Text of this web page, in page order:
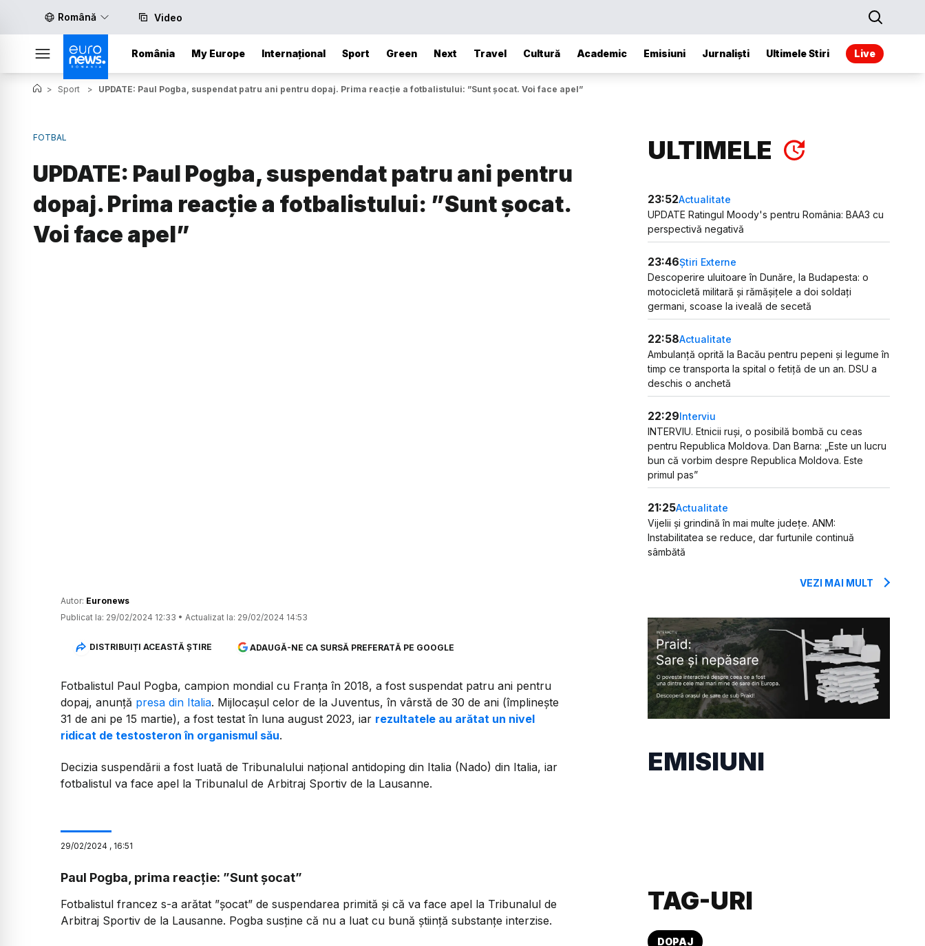
Română Video
România My Europe Internațional Sport Green Next Travel Cultură Academic Emisiuni Jurnaliști Ultimele Stiri Live
> Sport > UPDATE: Paul Pogba, suspendat patru ani pentru dopaj. Prima reacție a fotbalistului: ”Sunt șocat. Voi face apel”
FOTBAL
UPDATE: Paul Pogba, suspendat patru ani pentru
dopaj. Prima reacție a fotbalistului: ”Sunt șocat.
Voi face apel”
Autor: Euronews
Publicat la: 29/02/2024 12:33 • Actualizat la: 29/02/2024 14:53
DISTRIBUIȚI ACEASTĂ ȘTIRE ADAUGĂ-NE CA SURSĂ PREFERATĂ PE GOOGLE
Fotbalistul Paul Pogba, campion mondial cu Franța în 2018, a fost suspendat patru ani pentru
dopaj, anunță presa din Italia. Mijlocașul celor de la Juventus, în vârstă de 30 de ani (împlinește
31 de ani pe 15 martie), a fost testat în luna august 2023, iar rezultatele au arătat un nivel
ridicat de testosteron în organismul său.
Decizia suspendării a fost luată de Tribunalului național antidoping din Italia (Nado) din Italia, iar
fotbalistul va face apel la Tribunalul de Arbitraj Sportiv de la Lausanne.
29/02/2024 , 16:51
Paul Pogba, prima reacție: ”Sunt șocat”
Fotbalistul francez s-a arătat ”șocat” de suspendarea primită și că va face apel la Tribunalul de
Arbitraj Sportiv de la Lausanne. Pogba susține că nu a luat cu bună știință substanțe interzise.
ULTIMELE
23:52Actualitate
UPDATE Ratingul Moody's pentru România: BAA3 cu
perspectivă negativă
23:46Știri Externe
Descoperire uluitoare în Dunăre, la Budapesta: o
motocicletă militară și rămășițele a doi soldați
germani, scoase la iveală de secetă
22:58Actualitate
Ambulanță oprită la Bacău pentru pepeni și legume în
timp ce transporta la spital o fetiță de un an. DSU a
deschis o anchetă
22:29Interviu
INTERVIU. Etnicii ruși, o posibilă bombă cu ceas
pentru Republica Moldova. Dan Barna: „Este un lucru
bun că vorbim despre Republica Moldova. Este
primul pas”
21:25Actualitate
Vijelii și grindină în mai multe județe. ANM:
Instabilitatea se reduce, dar furtunile continuă
sâmbătă
VEZI MAI MULT
EMISIUNI
TAG-URI
DOPAJ